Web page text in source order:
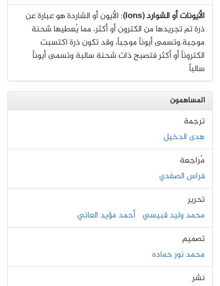
الأيونات أو الشوارد (Ions)
: الأيون أو الشاردة هو عبارة عن
ذرة تم تجريدها من الكترون أو أكثر، مما يُعطيها شحنة
موجبة.وتسمى أيوناً موجباً، وقد تكون ذرة اكتسبت
الكتروناً أو أكثر فتصبح ذات شحنة سالبة وتسمى أيوناً
سالباً
المساهمون
ترجمة
هدى الدخيل
مُراجعة
فراس الصفدي
تحرير
محمد وليد قبيسي أحمد مؤيد العاني
تصميم
محمد نور حماده
نشر